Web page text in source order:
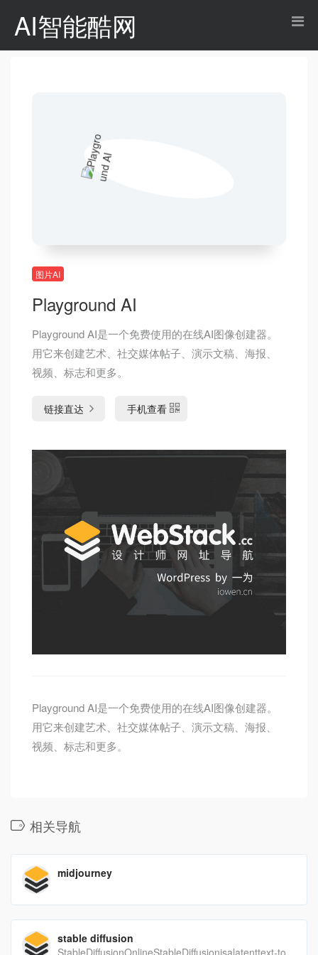
AI智能酷网
图片AI
Playground AI
Playground AI是一个免费使用的在线AI图像创建器。
用它来创建艺术、社交媒体帖子、演示文稿、海报、
视频、标志和更多。
链接直达 手机查看
Playground AI是一个免费使用的在线AI图像创建器。
用它来创建艺术、社交媒体帖子、演示文稿、海报、
视频、标志和更多。
相关导航
midjourney
stable diffusion